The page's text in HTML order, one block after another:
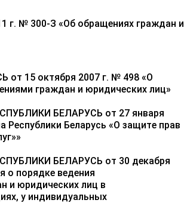
г. № 300-З «Об обращениях граждан и
15 октября 2007 г. № 498 «О
граждан и юридических лиц»
БЕЛАРУСЬ от 27 января
Республики Беларусь «О защите прав
БЕЛАРУСЬ от 30 декабря
о порядке ведения
и юридических лиц в
у индивидуальных